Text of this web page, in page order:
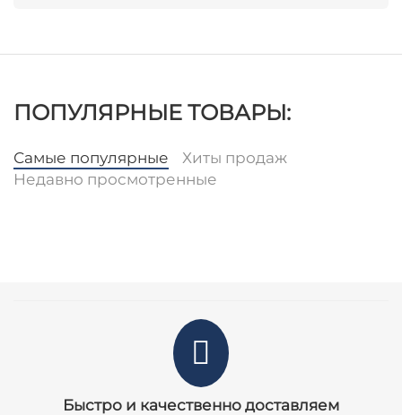
ПОПУЛЯРНЫЕ ТОВАРЫ:
Самые популярные
Хиты продаж
Недавно просмотренные
Быстро и качественно доставляем